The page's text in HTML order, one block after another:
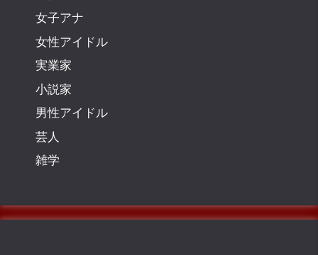
女子アナ
女性アイドル
実業家
小説家
男性アイドル
芸人
雑学